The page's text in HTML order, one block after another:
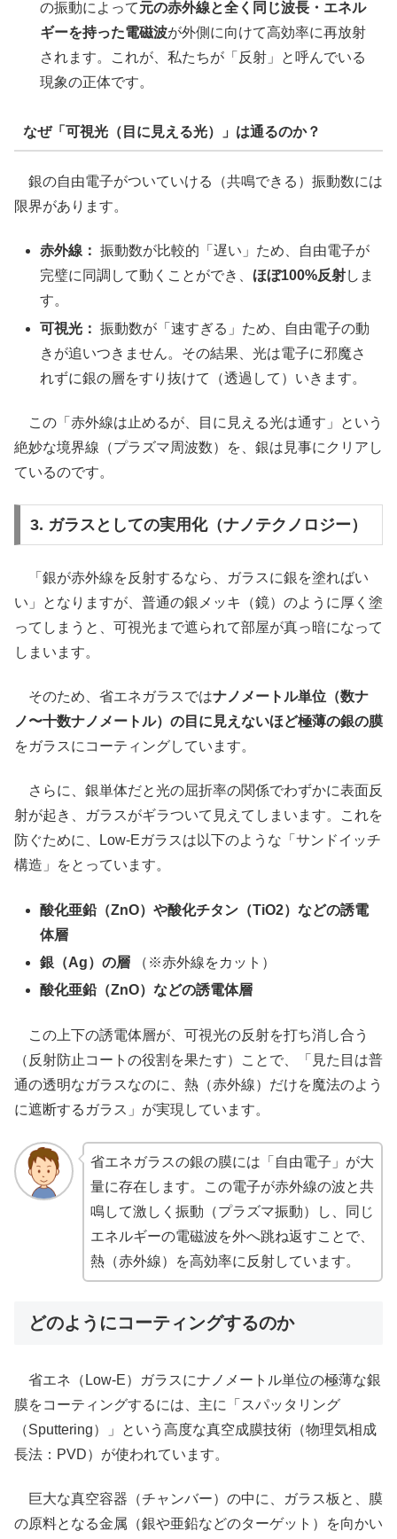
の振動によって元の赤外線と全く同じ波長・エネル
ギーを持った電磁波が外側に向けて高効率に再放射
されます。これが、私たちが「反射」と呼んでいる
現象の正体です。
なぜ「可視光（目に見える光）」は通るのか？
銀の自由電子がついていける（共鳴できる）振動数には
限界があります。
赤外線： 振動数が比較的「遅い」ため、自由電子が
完璧に同調して動くことができ、 ほぼ100%反射しま
す。
可視光： 振動数が「速すぎる」ため、自由電子の動
きが追いつきません。その結果、光は電子に邪魔さ
れずに銀の層をすり抜けて（透過して）いきます。
この「赤外線は止めるが、目に見える光は通す」という
絶妙な境界線（プラズマ周波数）を、銀は見事にクリアし
ているのです。
3. ガラスとしての実用化（ナノテクノロジー）
「銀が赤外線を反射するなら、ガラスに銀を塗ればい
い」となりますが、普通の銀メッキ（鏡）のように厚く塗
ってしまうと、可視光まで遮られて部屋が真っ暗になって
しまいます。
そのため、省エネガラスではナノメートル単位（数ナ
ノ〜十数ナノメートル）の目に見えないほど極薄の銀の膜
をガラスにコーティングしています。
さらに、銀単体だと光の屈折率の関係でわずかに表面反
射が起き、ガラスがギラついて見えてしまいます。これを
防ぐために、Low-Eガラスは以下のような「サンドイッチ
構造」をとっています。
酸化亜鉛（ZnO）や酸化チタン（TiO2）などの誘電
体層
銀（Ag）の層 （※赤外線をカット）
酸化亜鉛（ZnO）などの誘電体層
この上下の誘電体層が、可視光の反射を打ち消し合う
（反射防止コートの役割を果たす）ことで、「見た目は普
通の透明なガラスなのに、熱（赤外線）だけを魔法のよう
に遮断するガラス」が実現しています。
省エネガラスの銀の膜には「自由電子」が大
量に存在します。この電子が赤外線の波と共
鳴して激しく振動（プラズマ振動）し、同じ
エネルギーの電磁波を外へ跳ね返すことで、
熱（赤外線）を高効率に反射しています。
どのようにコーティングするのか
省エネ（Low-E）ガラスにナノメートル単位の極薄な銀
膜をコーティングするには、主に「スパッタリング
（Sputtering）」という高度な真空成膜技術（物理気相成
長法：PVD）が使われています。
巨大な真空容器（チャンバー）の中に、ガラス板と、膜
の原料となる金属（銀や亜鉛などのターゲット）を向かい